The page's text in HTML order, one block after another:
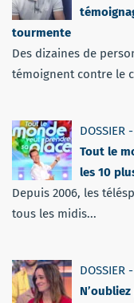
tourmente
Des dizaines de
témoignent contre le
DOSSIER
Tout le
les 10
Depuis 2006, les
tous les midis...
DOSSIER